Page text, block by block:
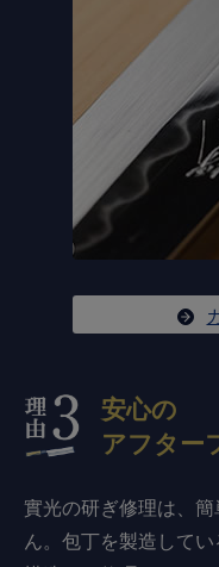
安心の
アフター
實光の研ぎ修理は、
ん。包丁を製造して